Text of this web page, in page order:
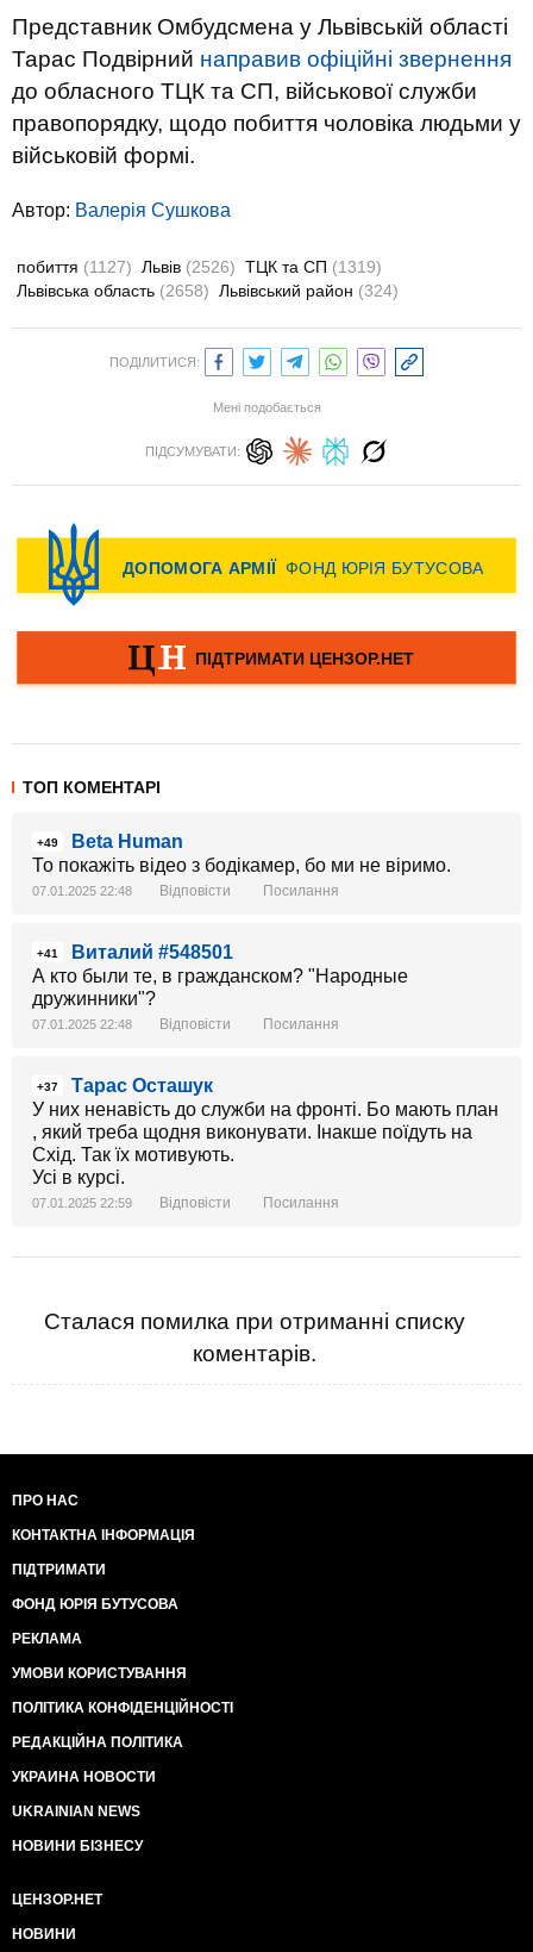
Представник Омбудсмена у Львівській області
Тарас Подвірний направив офіційні звернення
до обласного ТЦК та СП, військової служби
правопорядку, щодо побиття чоловіка людьми у
військовій формі.
Автор: Валерiя Сушкова
побиття (1127) Львів (2526) ТЦК та СП (1319)
Львівська область (2658) Львівський район (324)
ПОДІЛИТИСЯ:
Мені подобається
ПІДСУМУВАТИ:
ТОП КОМЕНТАРІ
+49
Beta Human
То покажіть відео з бодікамер, бо ми не віримо.
07.01.2025 22:48 Відповісти Посилання
+41
Виталий #548501
А кто были те, в гражданском? "Народные
дружинники"?
07.01.2025 22:48 Відповісти Посилання
+37
Тарас Осташук
У них ненавість до служби на фронті. Бо мають план
, який треба щодня виконувати. Інакше поїдуть на
Схід. Так їх мотивують.
Усі в курсі.
07.01.2025 22:59 Відповісти Посилання
Сталася помилка при отриманні списку
коментарів.
ПРО НАС
КОНТАКТНА ІНФОРМАЦІЯ
ПІДТРИМАТИ
ФОНД ЮРІЯ БУТУСОВА
РЕКЛАМА
УМОВИ КОРИСТУВАННЯ
ПОЛІТИКА КОНФІДЕНЦІЙНОСТІ
РЕДАКЦІЙНА ПОЛІТИКА
УКРАИНА НОВОСТИ
UKRAINIAN NEWS
НОВИНИ БІЗНЕСУ
ЦЕНЗОР.НЕТ
НОВИНИ